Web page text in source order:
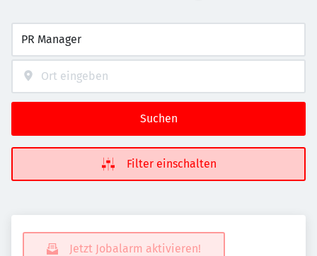
Suchen
Filter einschalten
Jetzt Jobalarm aktivieren!